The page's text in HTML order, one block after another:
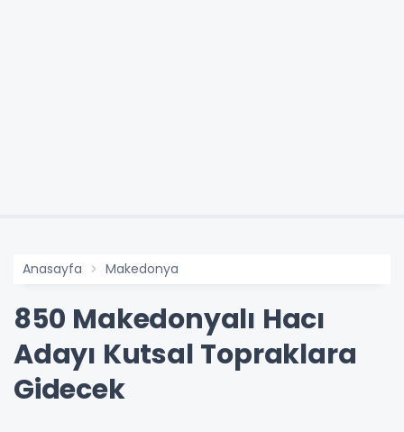
Anasayfa Makedonya
850 Makedonyalı Hacı
Adayı Kutsal Topraklara
Gidecek